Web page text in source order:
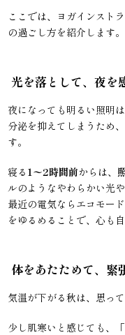
ここでは、ヨガインスト
の過ごし方を紹介します。
光を落として、夜を
夜になっても明るい照明
分泌を抑えてしまうため
す。
寝る 1〜2時間前からは、
ルのようなやわらかい光や
最近の電気ならエコモー
をゆるめることで、心も
体をあたためて、緊
気温が下がる秋は、思っ
少し肌寒いと感じても、